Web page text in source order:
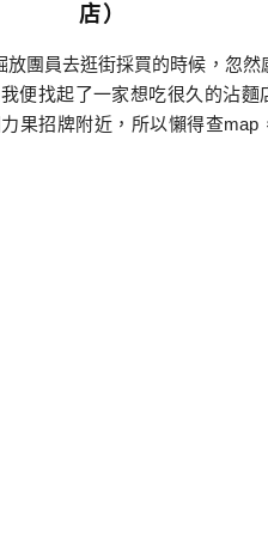
店）
員去逛街採買的時候，忽然
便找起了一家想吃很久的沾麵
果招牌附近，所以懶得查map
現真的很好找，就在H＆M對面